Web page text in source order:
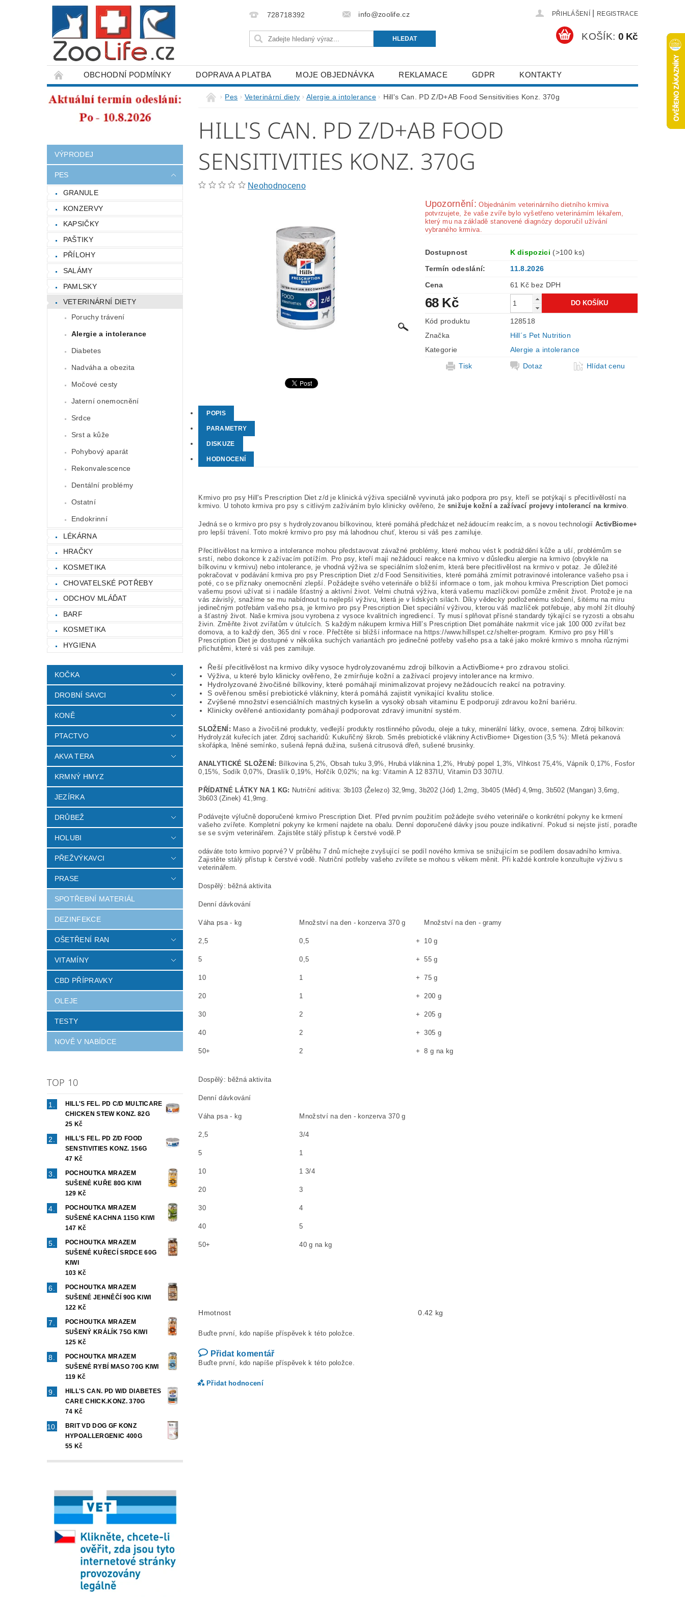
728718392 info@zoolife.cz PŘIHLÁŠENÍ REGISTRACE
KOŠÍK: 0 Kč
OBCHODNÍ PODMÍNKY DOPRAVA A PLATBA MOJE OBJEDNÁVKA REKLAMACE GDPR KONTAKTY
ODSTOUPENÍ OD SMLOUVY
VÝPRODEJ
PES
GRANULE
KONZERVY
KAPSIČKY
PAŠTIKY
PŘÍLOHY
SALÁMY
PAMLSKY
VETERINÁRNÍ DIETY
Poruchy trávení
Alergie a intolerance
Diabetes
Nadváha a obezita
Močové cesty
Jaterní onemocnění
Srdce
Srst a kůže
Pohybový aparát
Rekonvalescence
Dentální problémy
Ostatní
Endokrinní
LÉKÁRNA
HRAČKY
KOSMETIKA
CHOVATELSKÉ POTŘEBY
ODCHOV MLÁĎAT
BARF
KOSMETIKA
HYGIENA
KOČKA
DROBNÍ SAVCI
KONĚ
PTACTVO
AKVA TERA
KRMNÝ HMYZ
JEZÍRKA
DRŮBEŽ
HOLUBI
PŘEŽVÝKAVCI
PRASE
SPOTŘEBNÍ MATERIÁL
DEZINFEKCE
OŠETŘENÍ RAN
VITAMÍNY
CBD PŘÍPRAVKY
OLEJE
TESTY
NOVĚ V NABÍDCE
TOP 10
HILL'S FEL. PD C/D MULTICARE
CHICKEN STEW KONZ. 82G
25 Kč
HILL'S FEL. PD Z/D FOOD
SENSTIVITIES KONZ. 156G
47 Kč
POCHOUTKA MRAZEM
SUŠENÉ KUŘE 80G KIWI
129 Kč
POCHOUTKA MRAZEM
SUŠENÉ KACHNA 115G KIWI
147 Kč
POCHOUTKA MRAZEM
SUŠENÉ KUŘECÍ SRDCE 60G
KIWI
103 Kč
POCHOUTKA MRAZEM
SUŠENÉ JEHNĚČÍ 90G KIWI
122 Kč
POCHOUTKA MRAZEM
SUŠENÝ KRÁLÍK 75G KIWI
125 Kč
POCHOUTKA MRAZEM
SUŠENÉ RYBÍ MASO 70G KIWI
119 Kč
HILL'S CAN. PD W/D DIABETES
CARE CHICK.KONZ. 370G
74 Kč
BRIT VD DOG GF KONZ
HYPOALLERGENIC 400G
55 Kč
Pes Veterinární diety Alergie a intolerance Hill's Can. PD Z/D+AB Food Sensitivities Konz. 370g
HILL'S CAN. PD Z/D+AB FOOD
SENSITIVITIES KONZ. 370G
Neohodnoceno
Upozornění: Ob­jednáním veterinárního dietního krmiva
potvrzujete, že vaše zvíře bylo vyšetřeno veterinárním lékařem,
který mu na základě stanovené diagnózy doporučil užívání
vybraného krmiva.
Dostupnost K dispozici (>100 ks)
Termín odeslání:
11.8.2026
Cena
61 Kč bez DPH
68 Kč
Kód produktu
128518
Značka
Hill´s Pet Nutrition
Kategorie
Alergie a intolerance
Tisk
Dotaz Hlídat cenu
POPIS
PARAMETRY
DISKUZE
HODNOCENÍ
Krmivo pro psy Hill's Prescription Diet z/d je klinická výživa speciálně vyvinutá jako podpora pro psy, kteří se potýkají s přecitlivělostí na
krmivo. U tohoto krmiva pro psy s citlivým zažíváním bylo klinicky ověřeno, že snižuje kožní a zažívací projevy intolerancí na krmivo.
Jedná se o krmivo pro psy s hydrolyzovanou bílkovinou, které pomáhá předcházet nežádoucím reakcím, a s novou technologiíActivBiome+
pro lepší trávení. Toto mokré krmivo pro psy má lahodnou chuť, kterou si váš pes zamiluje.
Přecitlivělost na krmivo a intolerance mohou představovat závažné problémy, které mohou vést k podráždění kůže a uší, problémům se
srstí, nebo dokonce k zažívacím potížím. Pro psy, kteří mají nežádoucí reakce na krmivo v důsledku alergie na krmivo (obvykle na
bílkovinu v krmivu) nebo intolerance, je vhodná výživa se speciálním složením, která bere přecitlivělost na krmivo v potaz. Je důležité
pokračovat v podávání krmiva pro psy Prescription Diet z/d Food Sensitivities, které pomáhá zmírnit potravinové intolerance vašeho psa i
poté, co se příznaky onemocnění zlepší. Požádejte svého veterináře o bližší informace o tom, jak mohou krmiva Prescription Diet pomoci
vašemu psovi užívat si i nadále šťastný a aktivní život. Velmi chutná výživa, která vašemu mazlíčkovi pomůže změnit život. Protože je na
vás závislý, snažíme se mu nabídnout tu nejlepší výživu, která je v lidských silách. Díky vědecky podloženému složení, šitému na míru
jedinečným potřebám vašeho psa, je krmivo pro psy Prescription Diet speciální výživou, kterou váš mazlíček potřebuje, aby mohl žít dlouhý
a šťastný život. Naše krmiva jsou vyrobena z vysoce kvalitních ingrediencí. Ty musí splňovat přísné standardy týkající se ryzosti a obsahu
živin. Změňte život zvířatům v útulcích. S každým nákupem krmiva Hill’s Prescription Diet pomáháte nakrmit více jak 100 000 zvířat bez
domova, a to každý den, 365 dní v roce. Přečtěte si bližší informace na https://www.hillspet.cz/shelter-program. Krmivo pro psy Hill’s
Prescription Diet je dostupné v několika suchých variantách pro jedinečné potřeby vašeho psa a také jako mokré krmivo s mnoha různými
příchutěmi, které si váš pes zamiluje.
Řeší přecitlivělost na krmivo díky vysoce hydrolyzovanému zdroji bílkovin a ActivBiome+ pro zdravou stolici.
Výživa, u které bylo klinicky ověřeno, že zmírňuje kožní a zažívací projevy intolerance na krmivo.
Hydrolyzované živočišné bílkoviny, které pomáhají minimalizovat projevy nežádoucích reakcí na potraviny.
S ověřenou směsí prebiotické vlákniny, která pomáhá zajistit vynikající kvalitu stolice.
Zvýšené množství esenciálních mastných kyselin a vysoký obsah vitaminu E podporují zdravou kožní bariéru.
Klinicky ověřené antioxidanty pomáhají podporovat zdravý imunitní systém.
SLOŽENÍ: Maso a živočišné produkty, vedlejší produkty rostlinného původu, oleje a tuky, minerální látky, ovoce, semena. Zdroj bílkovin:
Hydrolyzát kuřecích jater. Zdroj sacharidů: Kukuřičný škrob. Směs prebiotické vlákniny ActivBiome+ Digestion (3,5 %): Mletá pekanová
skořápka, lněné semínko, sušená řepná dužina, sušená citrusová dřeň, sušené brusinky.
ANALYTICKÉ SLOŽENÍ: Bílkovina 5,2%, Obsah tuku 3,9%, Hrubá vláknina 1,2%, Hrubý popel 1,3%, Vlhkost 75,4%, Vápník 0,17%, Fosfor
0,15%, Sodík 0,07%, Draslík 0,19%, Hořčík 0,02%; na kg: Vitamin A 12 837IU, Vitamin D3 307IU.
PŘÍDATNÉ LÁTKY NA 1 KG: Nutriční aditiva: 3b103 (Železo) 32,9mg, 3b202 (Jód) 1,2mg, 3b405 (Měď) 4,9mg, 3b502 (Mangan) 3,6mg,
3b603 (Zinek) 41,9mg.
Podávejte výlučně doporučené krmivo Prescription Diet. Před prvním použitím požádejte svého veterináře o konkrétní pokyny ke krmení
vašeho zvířete. Kompletní pokyny ke krmení najdete na obalu. Denní doporučené dávky jsou pouze indikativní. Pokud si nejste jistí, poraďte
se se svým veterinářem. Zajistěte stálý přístup k čerstvé vodě.P
odáváte toto krmivo poprvé? V průběhu 7 dnů míchejte zvyšující se podíl nového krmiva se snižujícím se podílem dosavadního krmiva.
Zajistěte stálý přístup k čerstvé vodě. Nutriční potřeby vašeho zvířete se mohou s věkem měnit. Při každé kontrole konzultujte výživu s
veterinářem.
Dospělý: běžná aktivita
Denní dávkování
Váha psa - kg Množství na den - konzerva 370 g Množství na den - gramy
2,5 0,5 + 10 g
5 0,5 + 55 g
10 1 + 75 g
20 1 + 200 g
30 2 + 205 g
40 2 + 305 g
50+ 2 + 8 g na kg
Dospělý: běžná aktivita
Denní dávkování
Váha psa - kg Množství na den - konzerva 370 g
2,5 3/4
5 1
10 1 3/4
20 3
30 4
40 5
50+ 40 g na kg
Hmotnost 0.42 kg
Buďte první, kdo napíše příspěvek k této položce.
Přidat komentář
Buďte první, kdo napíše příspěvek k této položce.
Přidat hodnocení